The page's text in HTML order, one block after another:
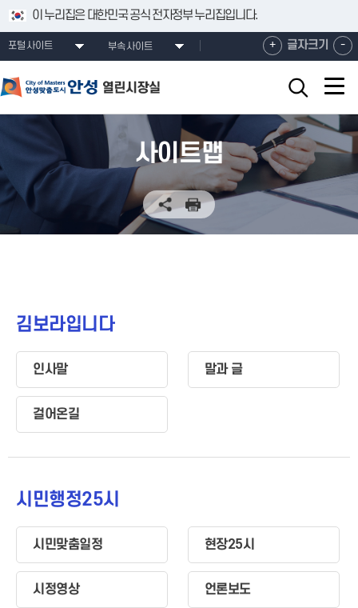
건너뛰기 메뉴
이 누리집은 대한민국 공식 전자정부 누리집입니다.
포털사이트 부속사이트 +확
대
기
글자크기 -축
소
서
보
기
사이트맵
김보라입니다
인사말 말과 글
걸어온길
시민행정25시
시민맞춤일정 현장25시
시정영상 언론보도